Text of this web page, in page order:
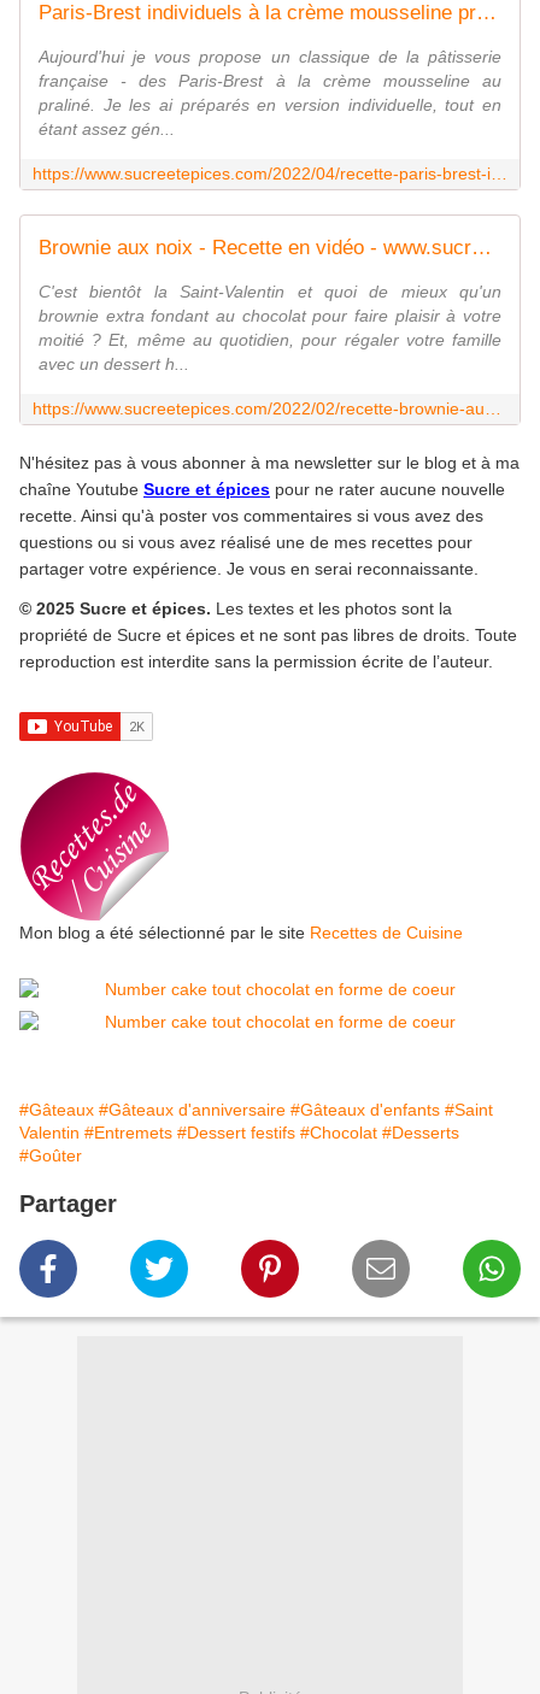
Paris-Brest individuels à la crème mousseline pralinée - Recette en vidéo - www.sucreetepices.com
Aujourd'hui je vous propose un classique de la pâtisserie
française - des Paris-Brest à la crème mousseline au
praliné. Je les ai préparés en version individuelle, tout en
étant assez gén...
Brownie aux noix - Recette en vidéo - www.sucreetepices.com
C'est bientôt la Saint-Valentin et quoi de mieux qu'un
brownie extra fondant au chocolat pour faire plaisir à votre
moitié ? Et, même au quotidien, pour régaler votre famille
avec un dessert h...
N'hésitez pas à vous abonner à ma newsletter sur le blog et à ma
chaîne Youtube Sucre et épices pour ne rater aucune nouvelle
recette. Ainsi qu'à poster vos commentaires si vous avez des
questions ou si vous avez réalisé une de mes recettes pour
partager votre expérience. Je vous en serai reconnaissante.
© 2025 Sucre et épices. Les textes et les photos sont la
propriété de Sucre et épices et ne sont pas libres de droits. Toute
reproduction est interdite sans la permission écrite de l’auteur.
Mon blog a été sélectionné par le site Recettes de Cuisine
#Gâteaux #Gâteaux d'anniversaire #Gâteaux d'enfants #Saint
Valentin #Entremets #Dessert festifs #Chocolat #Desserts
#Goûter
Partager